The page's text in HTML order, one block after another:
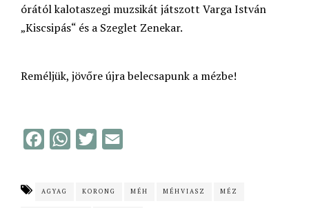
órától kalotaszegi muzsikát játszott Varga István
„Kiscsipás“ és a Szeglet Zenekar.
Reméljük, jövőre újra belecsapunk a mézbe!
W
AGYAG KORONG MÉH MÉHVIASZ MÉZ